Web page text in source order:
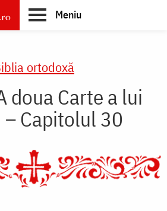
Meniu
ortodoxă
doua Carte a lui
– Capitolul 30